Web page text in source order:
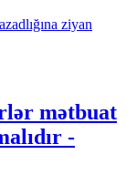
mətbuat
-